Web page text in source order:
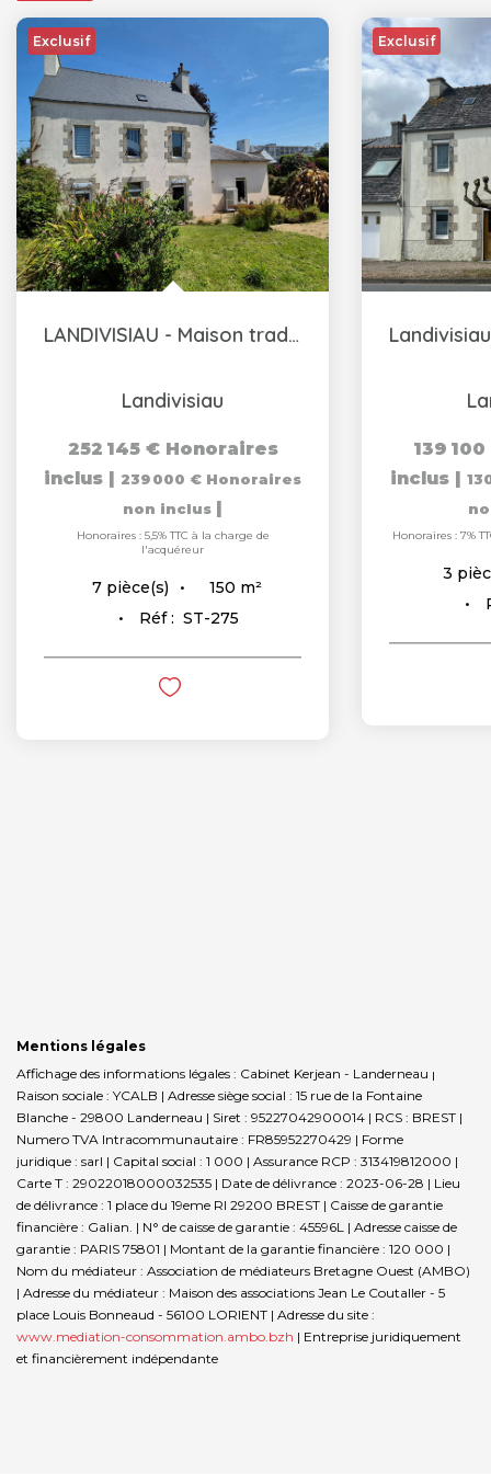
Exclusif
LANDIVISIAU - Maison traditionnelle bretonne
Landivisiau
252 145 € Honoraires
inclus | 239 000 € Honoraires
non inclus |
Honoraires : 5,5% TTC à la charge de
l'acquéreur
7 pièce(s) 150 m²
Réf : ST-275
Exclusif
139
inclus |
Honoraires : 7%
3
Mentions légales
Affichage des informations légales : Cabinet Kerjean - Landerneau |
Raison sociale : YCALB | Adresse siège social : 15 rue de la Fontaine
Blanche - 29800 Landerneau | Siret : 95227042900014 | RCS : BREST |
Numero TVA Intracommunautaire : FR85952270429 | Forme
juridique : sarl | Capital social : 1 000 | Assurance RCP : 313419812000 |
Carte T : 29022018000032535 | Date de délivrance : 2023-06-28 | Lieu
de délivrance : 1 place du 19eme RI 29200 BREST | Caisse de garantie
financière : Galian. | N° de caisse de garantie : 45596L | Adresse caisse de
garantie : PARIS 75801 | Montant de la garantie financière : 120 000 |
Nom du médiateur : Association de médiateurs Bretagne Ouest (AMBO)
| Adresse du médiateur : Maison des associations Jean Le Coutaller - 5
place Louis Bonneaud - 56100 LORIENT | Adresse du site :
www.mediation-consommation.ambo.bzh | Entreprise juridiquement
et financièrement indépendante